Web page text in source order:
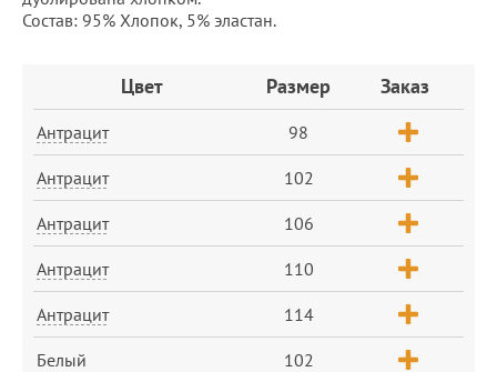
Состав: 95% Хлопок, 5% эластан.
Цвет Размер Заказ
Антрацит 98
Антрацит 102
Антрацит 106
Антрацит 110
Антрацит 114
Белый 102